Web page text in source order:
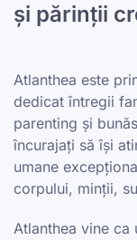
și părinții
Atlanthea este
dedicat întregii
parenting și
încurajați să își
umane
corpului, minții,
Atlanthea vine ca